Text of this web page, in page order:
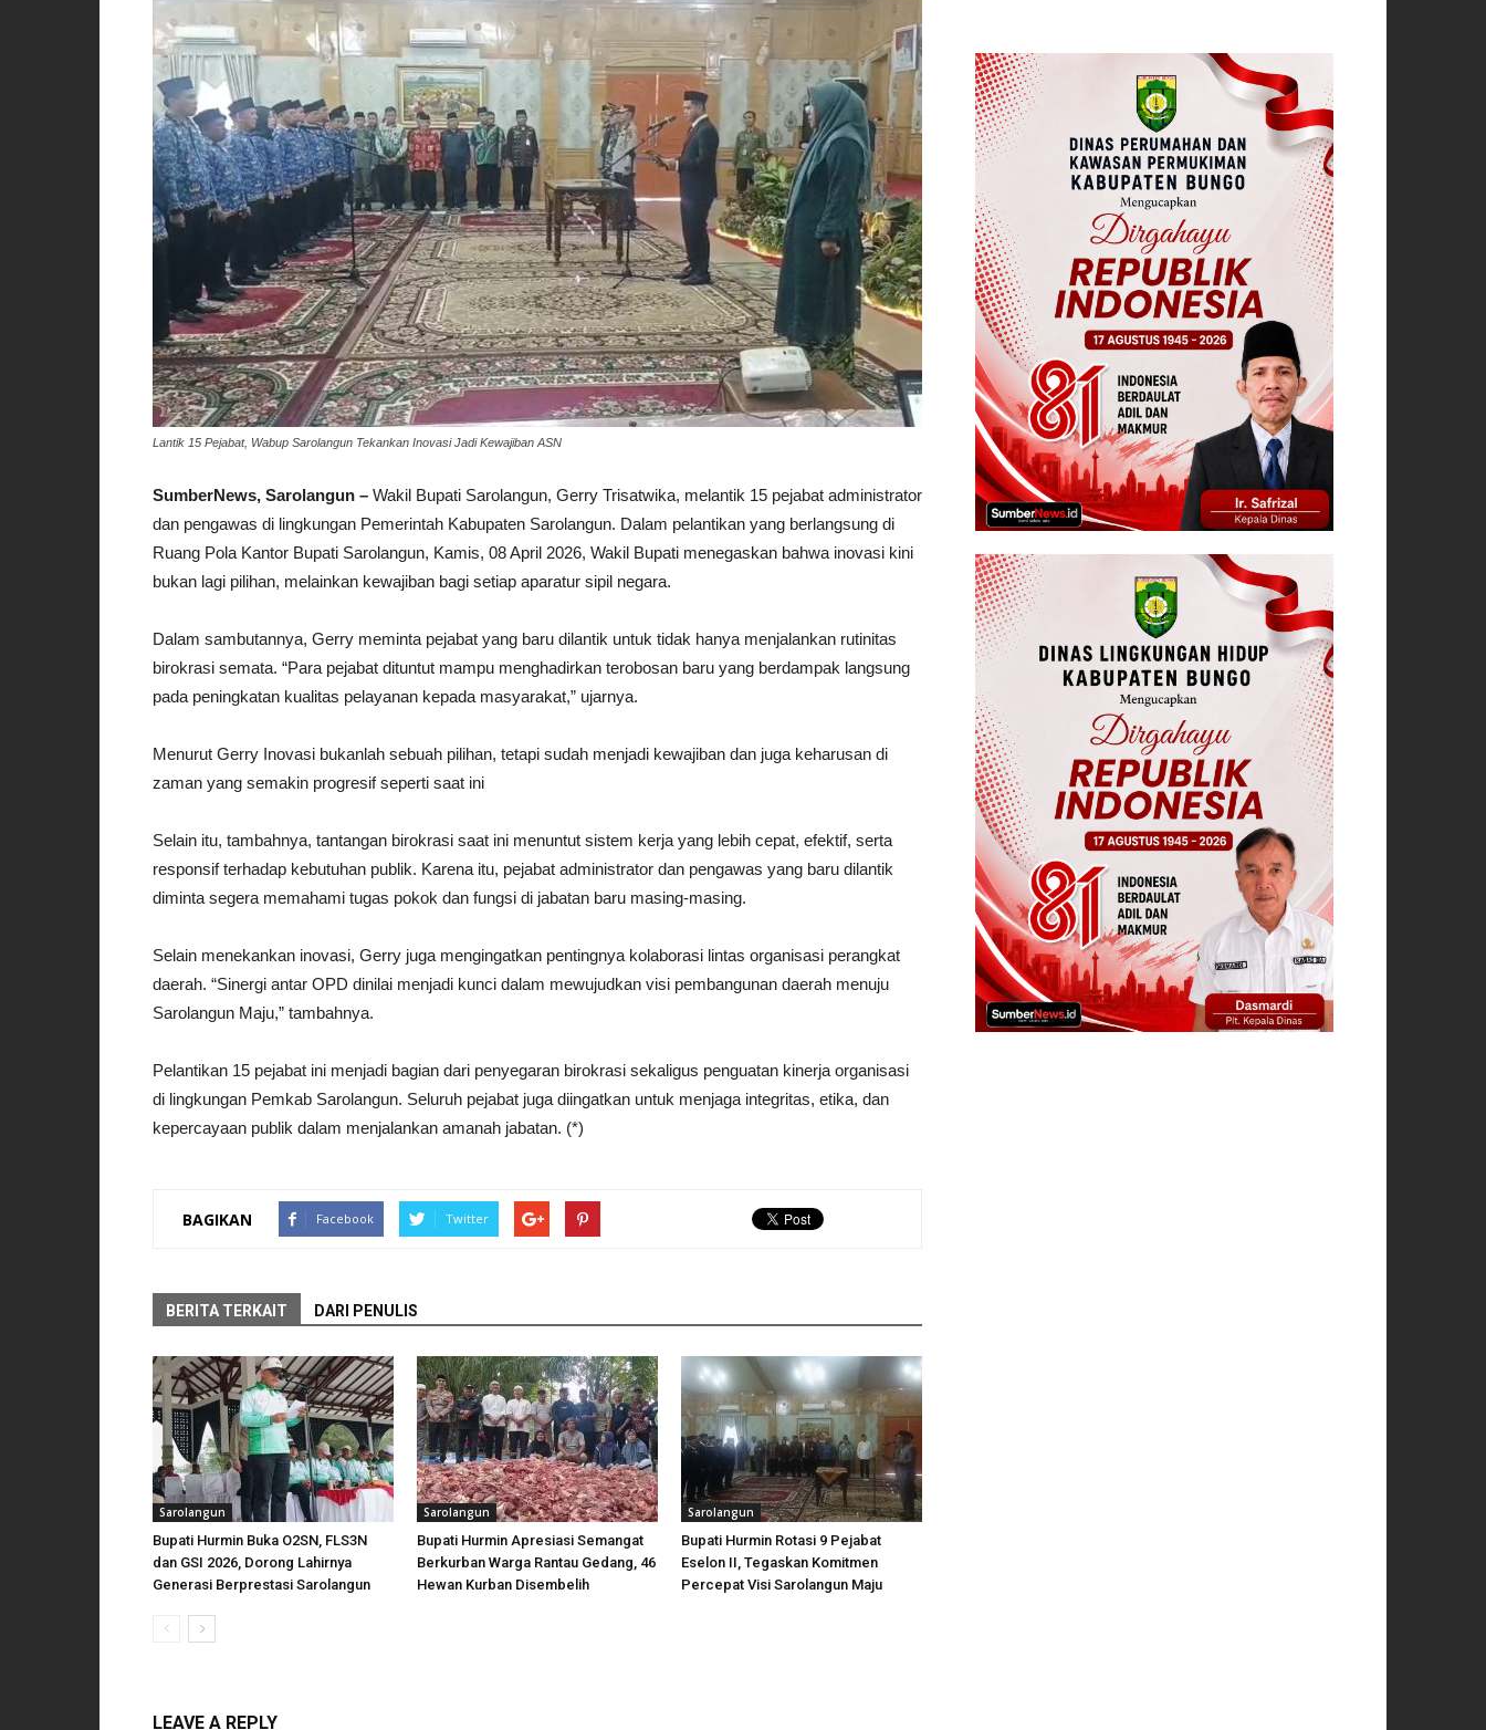
Lantik 15 Pejabat, Wabup Sarolangun Tekankan Inovasi Jadi Kewajiban ASN
SumberNews, Sarolangun – Wakil Bupati Sarolangun, Gerry Trisatwika, melantik 15 pejabat administrator
dan pengawas di lingkungan Pemerintah Kabupaten Sarolangun. Dalam pelantikan yang berlangsung di
Ruang Pola Kantor Bupati Sarolangun, Kamis, 08 April 2026, Wakil Bupati menegaskan bahwa inovasi kini
bukan lagi pilihan, melainkan kewajiban bagi setiap aparatur sipil negara.
Dalam sambutannya, Gerry meminta pejabat yang baru dilantik untuk tidak hanya menjalankan rutinitas
birokrasi semata. “Para pejabat dituntut mampu menghadirkan terobosan baru yang berdampak langsung
pada peningkatan kualitas pelayanan kepada masyarakat,” ujarnya.
Menurut Gerry Inovasi bukanlah sebuah pilihan, tetapi sudah menjadi kewajiban dan juga keharusan di
zaman yang semakin progresif seperti saat ini
Selain itu, tambahnya, tantangan birokrasi saat ini menuntut sistem kerja yang lebih cepat, efektif, serta
responsif terhadap kebutuhan publik. Karena itu, pejabat administrator dan pengawas yang baru dilantik
diminta segera memahami tugas pokok dan fungsi di jabatan baru masing-masing.
Selain menekankan inovasi, Gerry juga mengingatkan pentingnya kolaborasi lintas organisasi perangkat
daerah. “Sinergi antar OPD dinilai menjadi kunci dalam mewujudkan visi pembangunan daerah menuju
Sarolangun Maju,” tambahnya.
Pelantikan 15 pejabat ini menjadi bagian dari penyegaran birokrasi sekaligus penguatan kinerja organisasi
di lingkungan Pemkab Sarolangun. Seluruh pejabat juga diingatkan untuk menjaga integritas, etika, dan
kepercayaan publik dalam menjalankan amanah jabatan. (*)
BAGIKAN Facebook Twitter
BERITA TERKAIT DARI PENULIS
Sarolangun
Bupati Hurmin Buka O2SN, FLS3N
dan GSI 2026, Dorong Lahirnya
Generasi Berprestasi Sarolangun
Sarolangun
Bupati Hurmin Apresiasi Semangat
Berkurban Warga Rantau Gedang, 46
Hewan Kurban Disembelih
Sarolangun
Bupati Hurmin Rotasi 9 Pejabat
Eselon II, Tegaskan Komitmen
Percepat Visi Sarolangun Maju
LEAVE A REPLY